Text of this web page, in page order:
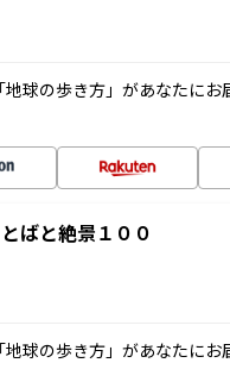
球の歩き方」があなたに
ばと絶景１００
球の歩き方」があなたに